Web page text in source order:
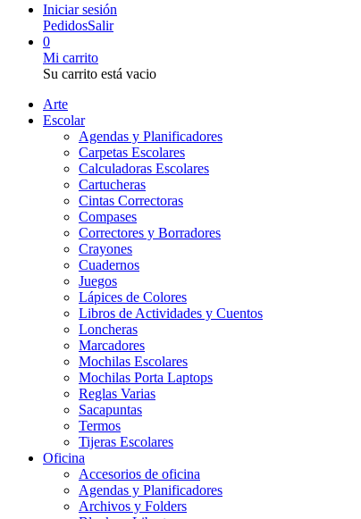
Iniciar sesión
PedidosSalir
0
Mi carrito
Su carrito está vacio
Arte
Escolar
Agendas y Planificadores
Carpetas Escolares
Calculadoras Escolares
Cartucheras
Cintas Correctoras
Compases
Correctores y Borradores
Crayones
Cuadernos
Juegos
Lápices de Colores
Libros de Actividades y Cuentos
Loncheras
Marcadores
Mochilas Escolares
Mochilas Porta Laptops
Reglas Varias
Sacapuntas
Termos
Tijeras Escolares
Oficina
Accesorios de oficina
Agendas y Planificadores
Archivos y Folders